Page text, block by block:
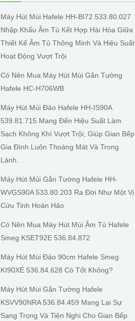
Máy Hút Mùi Hafele HH-BI72 533.80.027
Nhập Khẩu Âm Tủ Kết Hợp Hài Hòa Giữa
Thiết Kế Âm Tủ Thông Minh Và Hiệu Suất
Hoạt Động Vượt Trội
Có Nên Mua Máy Hút Mùi Gắn Tường
Hafele HC-H706WB
Máy Hút Mùi Đảo Hafele HH-IS90A
539.81.715 Mang Đến Hiệu Suất Làm
Sạch Không Khí Vượt Trội, Giúp Gian Bếp
Gia Đình Luôn Thoáng Mát Và Trong
Lành.
Máy Hút Mùi Gắn Tường Hafele HH-
WVGS90A 533.80.203 Ra Đời Như Một Vị
Cứu Tinh Hoàn Hảo
Có Nên Mua Máy Hút Mùi Âm Tủ Hafele
Smeg KSET92E 536.84.872
Máy Hút Mùi Đảo 90cm Hafele Smeg
KI90XE 536.84.628 Có Tốt Không?
Máy Hút Mùi Gắn Tường Hafele
KSVV90NRA 536.84.459 Mang Lại Sự
Sang Trọng Và Tiện Nghi Cho Gian Bếp